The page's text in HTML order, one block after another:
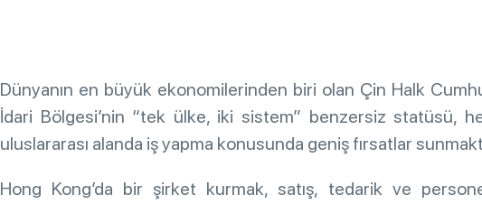
Dünyanın en büyük ekonomilerinden biri olan Çin Halk
İdari Bölgesi’nin “tek ülke, iki sistem” benzersiz statüsü,
uluslararası alanda iş yapma konusunda geniş fırsatlar
Hong Kong’da bir şirket kurmak, satış, tedarik ve